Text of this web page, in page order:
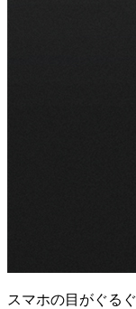
スマホの目がぐる